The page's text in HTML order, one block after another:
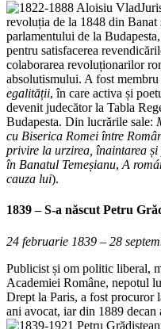
revoluția de la 1848 din
parlamentului de la
pentru satisfacerea
colaborarea revoluționarilor
absolutismului. A fost
egalității, în care activa și
devenit judecător la Tabla
Budapesta. Din lucrările sale:
cu Biserica Romei între
privire la urzirea, înaintarea
în Banatul Temeșianu, A
cauza lui).
1839 – S-a născut Petru
24 februarie 1839 – 28
Publicist și om politic liberal,
Academiei Române, nepotul
Drept la Paris, a fost
ani avocat, iar din 1889